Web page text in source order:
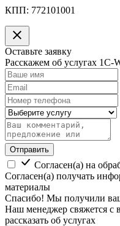
КПП: 772101001
Оставьте заявку
Расскажем об услугах 1C-
Отправить
Согласен(а) на
Согласен(а) получать
материалы
Спасибо! Мы получили
Наш менеджер свяжется с
рассказать об услугах